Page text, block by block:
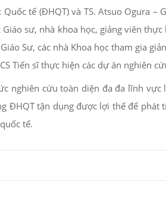
tế (ĐHQT) và TS. Atsuo Ogura
sư, nhà khoa học, giảng viên
Sư, các nhà Khoa học tham gia
Tiến sĩ thực hiện các dự án nghiên
nghiên cứu toàn diện đa đa lĩnh
ĐHQT tận dụng được lợi thế để
tế.